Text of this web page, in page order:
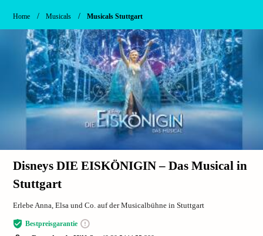
Home / Musicals / Musicals Stuttgart
Disneys DIE EISKÖNIGIN – Das Musical in
Stuttgart
Erlebe Anna, Elsa und Co. auf der Musicalbühne in Stuttgart
Bestpreisgarantie